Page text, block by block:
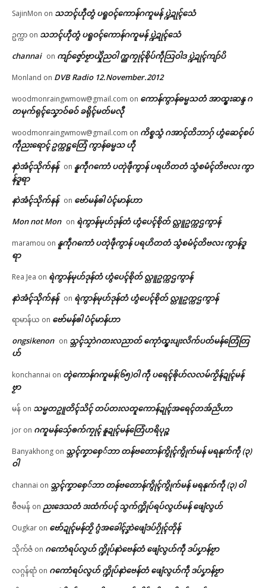
SajinMon on သဘၚ်ဟီုတွံ ပရူဝၚ်ကောန်ဂကူမန် ပ္ဍဲဍုၚ်သေံ
ဥက္ကာ on သဘၚ်ဟီုတွံ ပရူဝၚ်ကောန်ဂကူမန် ပ္ဍဲဍုၚ်သေံ
channai on ကျာ်ဇၞော်ဗၟာယှိုဲညဝါ က္ညကၠုၚ်စိုပ်ကဵုသြဝါဒ ပ္ဍဲဍုၚ်ကျာ်ပိ
Monland on DVB Radio 12.November.2012
woodmonraingwmow@gmail.com on ကောန်ကွာန်ဓမ္မသတံ အာထ္ၜးဆန္ဒ ဂ
တမုက်ရုၚ်သၞောဝ်ဓဝ် ခရိုၚ်မတ်မလီု
woodmonraingwmow@gmail.com on ကိစ္စသွံ ဂအာၚ်တိဘာဂှ် ဟွံဆေၚ်စပ်
ကဵုညးရောၚ် ဥက္ကဋ္ဌတြေံ ကွာန်ဓမ္မသ ဟီု
နာဲအံၚ်သိုက်နန် on နူကဵုဂကောံ ပတုဲဖဵုကွာန် ပရဟိတတံ သွံစမံၚ်တိဗလး ကွာ
န်ဒူရာ
နာဲအံၚ်သိုက်နန် on ဗော်မန်ၜါ ပံၚ်မာန်ဟာ
Mon not Mon on ရဲကွာန်မုဟ်ဒုန်တံ ဟွံပေၚ်စိုတ် လ္တူဥက္ကဌကွာန်
maramou on နူကဵုဂကောံ ပတုဲဖဵုကွာန် ပရဟိတတံ သွံစမံၚ်တိဗလး ကွာန်ဒူ
ရာ
Rea Jea on ရဲကွာန်မုဟ်ဒုန်တံ ဟွံပေၚ်စိုတ် လ္တူဥက္ကဌကွာန်
နာဲအံၚ်သိုက်နန် on ရဲကွာန်မုဟ်ဒုန်တံ ဟွံပေၚ်စိုတ် လ္တူဥက္ကဌကွာန်
ရာမာန်ယ on ဗော်မန်ၜါ ပံၚ်မာန်ဟာ
ongsikenon on သ္ဘၚ်သၠာဲဂတးလညာတ် ကေုာံထ္ၜးပျးလိက်ပတ်မန်တြေံတြ
ဟ်
konchannai on တ္ၚဲကောန်ဂကူမန်(၆၅)ဝါ ကဵု ပရေၚ်ၜိုဟ်လလမ်ကၟိန်ဍုၚ်မန်
ဗၟာ
မန် on သမ္မတဥူတိၚ်သိၚ် တပ်တးလတူကောန်ဍုၚ်အရေၚ်တအ်ညိဟာ
jor on ဂကူမန်​သှ်ေၜက်ကၠုၚ် နူဍုၚ်မန်တြေံဟရိပုဉ္ဇ
Banyakhong on သ္ဘၚ်ကၞာစှေ်ဘာ တန်ဗတောန်ကွိုၚ်ကွိုက်မန် မရနုက်ကဵု (၃)
ဝါ
channai on သ္ဘၚ်ကၞာစှေ်ဘာ တန်ဗတောန်ကွိုၚ်ကွိုက်မန် မရနုက်ကဵု (၃) ဝါ
ဗီဇမန် on ညးဒေသတံ ဒးထံက်ပၚ် သွက်က္ဍိုပ်ရပ်လွဟ်မန် ဖျေံလွဟ်
Ougkar on ဗော်ဍုၚ်မန်တၟိ ဂွံအခေါၚ်ဒၞာဲဖျေံဒပ်ဂၠိုၚ်တိုန်
သိုက်ဇံ on ဂကောံရပ်လွဟ် က္ဍိုပ်နာဲဗေန်တံ ဖျေံလွဟ်ကဵု ဒပ်ပၞာန်ဗၟာ
လဂ္ဂန်ရာံ on ဂကောံရပ်လွဟ် က္ဍိုပ်နာဲဗေန်တံ ဖျေံလွဟ်ကဵု ဒပ်ပၞာန်ဗၟာ